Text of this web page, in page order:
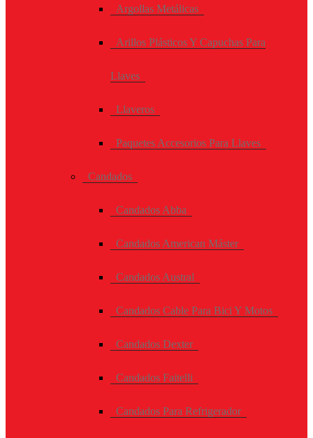
Argollas Metálicas
Arillos Plásticos Y Capuchas Para
Llaves
Llaveros
Paquetes Accesorios Para Llaves
Candados
Candados Abba
Candados American Máster
Candados Austral
Candados Cable Para Bici Y Motos
Candados Dexter
Candados Faitelli
Candados Para Refrigerador